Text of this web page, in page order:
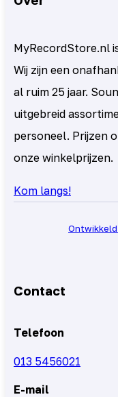
MyRecordStore.nl
Wij zijn een
al ruim 25 jaar.
uitgebreid
personeel. Prijzen
onze winkelprijzen.
Kom langs!
Contact
Telefoon
013 5456021
E-mail